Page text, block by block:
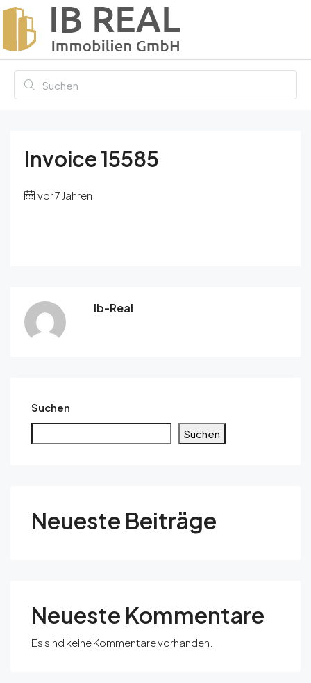
Invoice 15585
vor 7 Jahren
Ib-Real
Suchen
Suchen
Neueste Beiträge
Neueste Kommentare
Es sind keine Kommentare vorhanden.